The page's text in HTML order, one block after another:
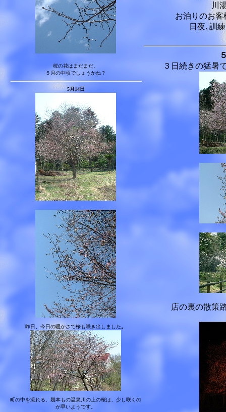
桜の花はまだまだ、
５月の中頃でしょうかね？
5月14日
昨日、今日の暖かさで桜も咲き出しました。
町の中を流れる、幾本もの温泉川の上の桜は、少し咲くの
が早いようです。
川
お泊りのお
日夜､訓
３日続きの猛暑
店の裏の散策